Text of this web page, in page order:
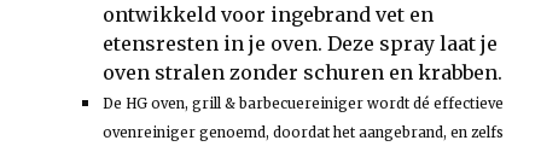
ontwikkeld voor ingebrand vet en
etensresten in je oven. Deze spray laat je
oven stralen zonder schuren en krabben.
De HG oven, grill & barbecuereiniger wordt dé effectieve
ovenreiniger genoemd, doordat het aangebrand, en zelfs